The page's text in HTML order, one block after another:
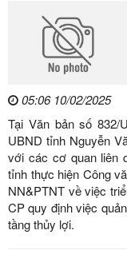
05:06 10/02/2025
Tại Văn bản số 832/
UBND tỉnh Nguyễn
với các cơ quan liên
tỉnh thực hiện Công
NN&PTNT về việc
CP quy định việc
tầng thủy lợi.